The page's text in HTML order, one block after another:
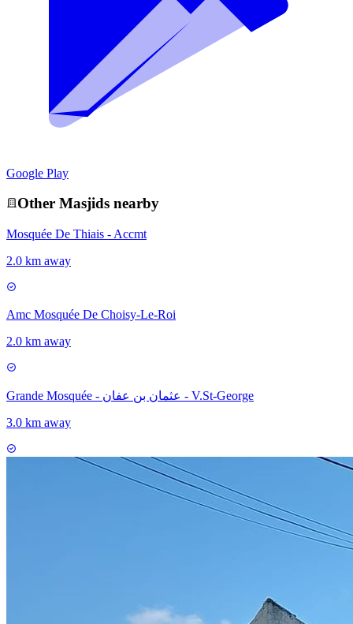
Google Play
Other Masjids nearby
Mosquée De Thiais - Accmt
2.0 km away
Amc Mosquée De Choisy-Le-Roi
2.0 km away
Grande Mosquée - عثمان بن عفان - V.St-George
3.0 km away